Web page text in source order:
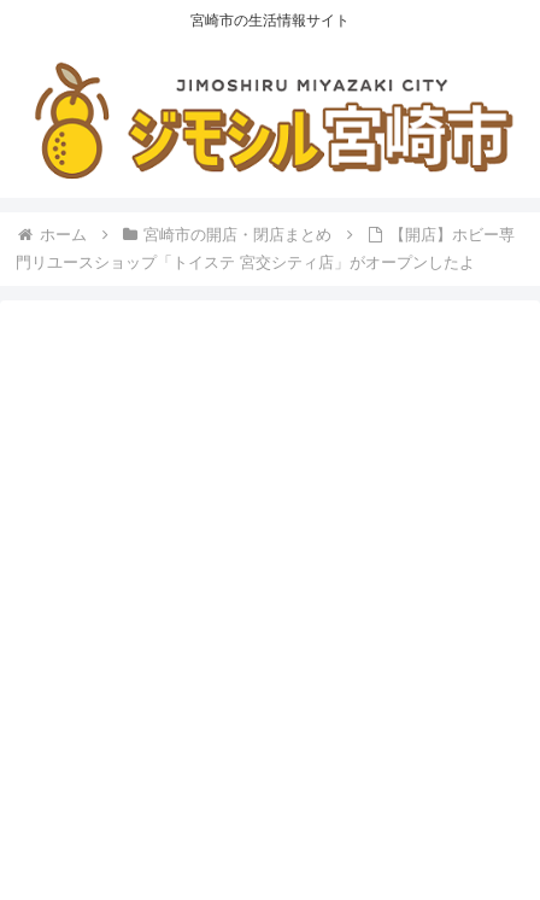
宮崎市の生活情報サイト
ホーム 宮崎市の開店・閉店まとめ
【開店】ホビー専
門リユースショップ「トイステ 宮交シティ店」がオープンしたよ